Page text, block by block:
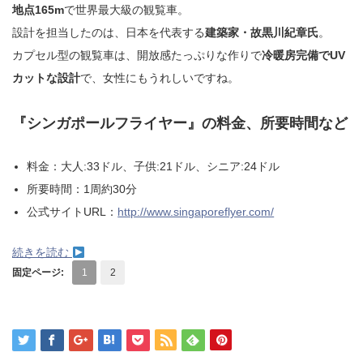
地点165mで世界最大級の観覧車。
設計を担当したのは、日本を代表する建築家・故黒川紀章氏。
カプセル型の観覧車は、開放感たっぷりな作りで冷暖房完備でUV
カットな設計で、女性にもうれしいですね。
『シンガポールフライヤー』の料金、所要時間など
料金：大人:33ドル、子供:21ドル、シニア:24ドル
所要時間：1周約30分
公式サイトURL： http://www.singaporeflyer.com/
続きを読む
固定ページ: 1 2